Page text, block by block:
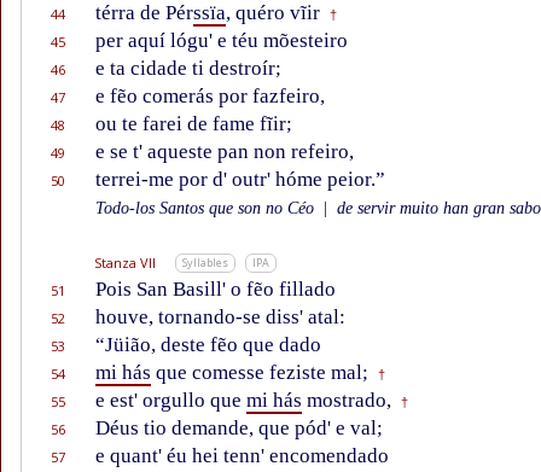
44 térra de Pérssïa, quéro vĩir †
45 per aquí lógu' e téu mõesteiro
46 e ta cidade ti destroír;
47 e fẽo comerás por fazfeiro,
48 ou te farei de fame fĩir;
49 e se t' aqueste pan non refeiro,
50 terrei-me por d' outr' hóme peior.”
Todo-los Santos que son no Céo de servir muito han gran
Stanza VII Syllables IPA
51 Pois San Basill' o fẽo fillado
52 houve, tornando-se diss' atal:
53 “Jüião, deste fẽo que dado
54 mi hás que comesse feziste mal; †
55 e est' orgullo que mi hás mostrado, †
56 Déus tio demande, que pód' e val;
57 e quant' éu hei tenn' encomendado